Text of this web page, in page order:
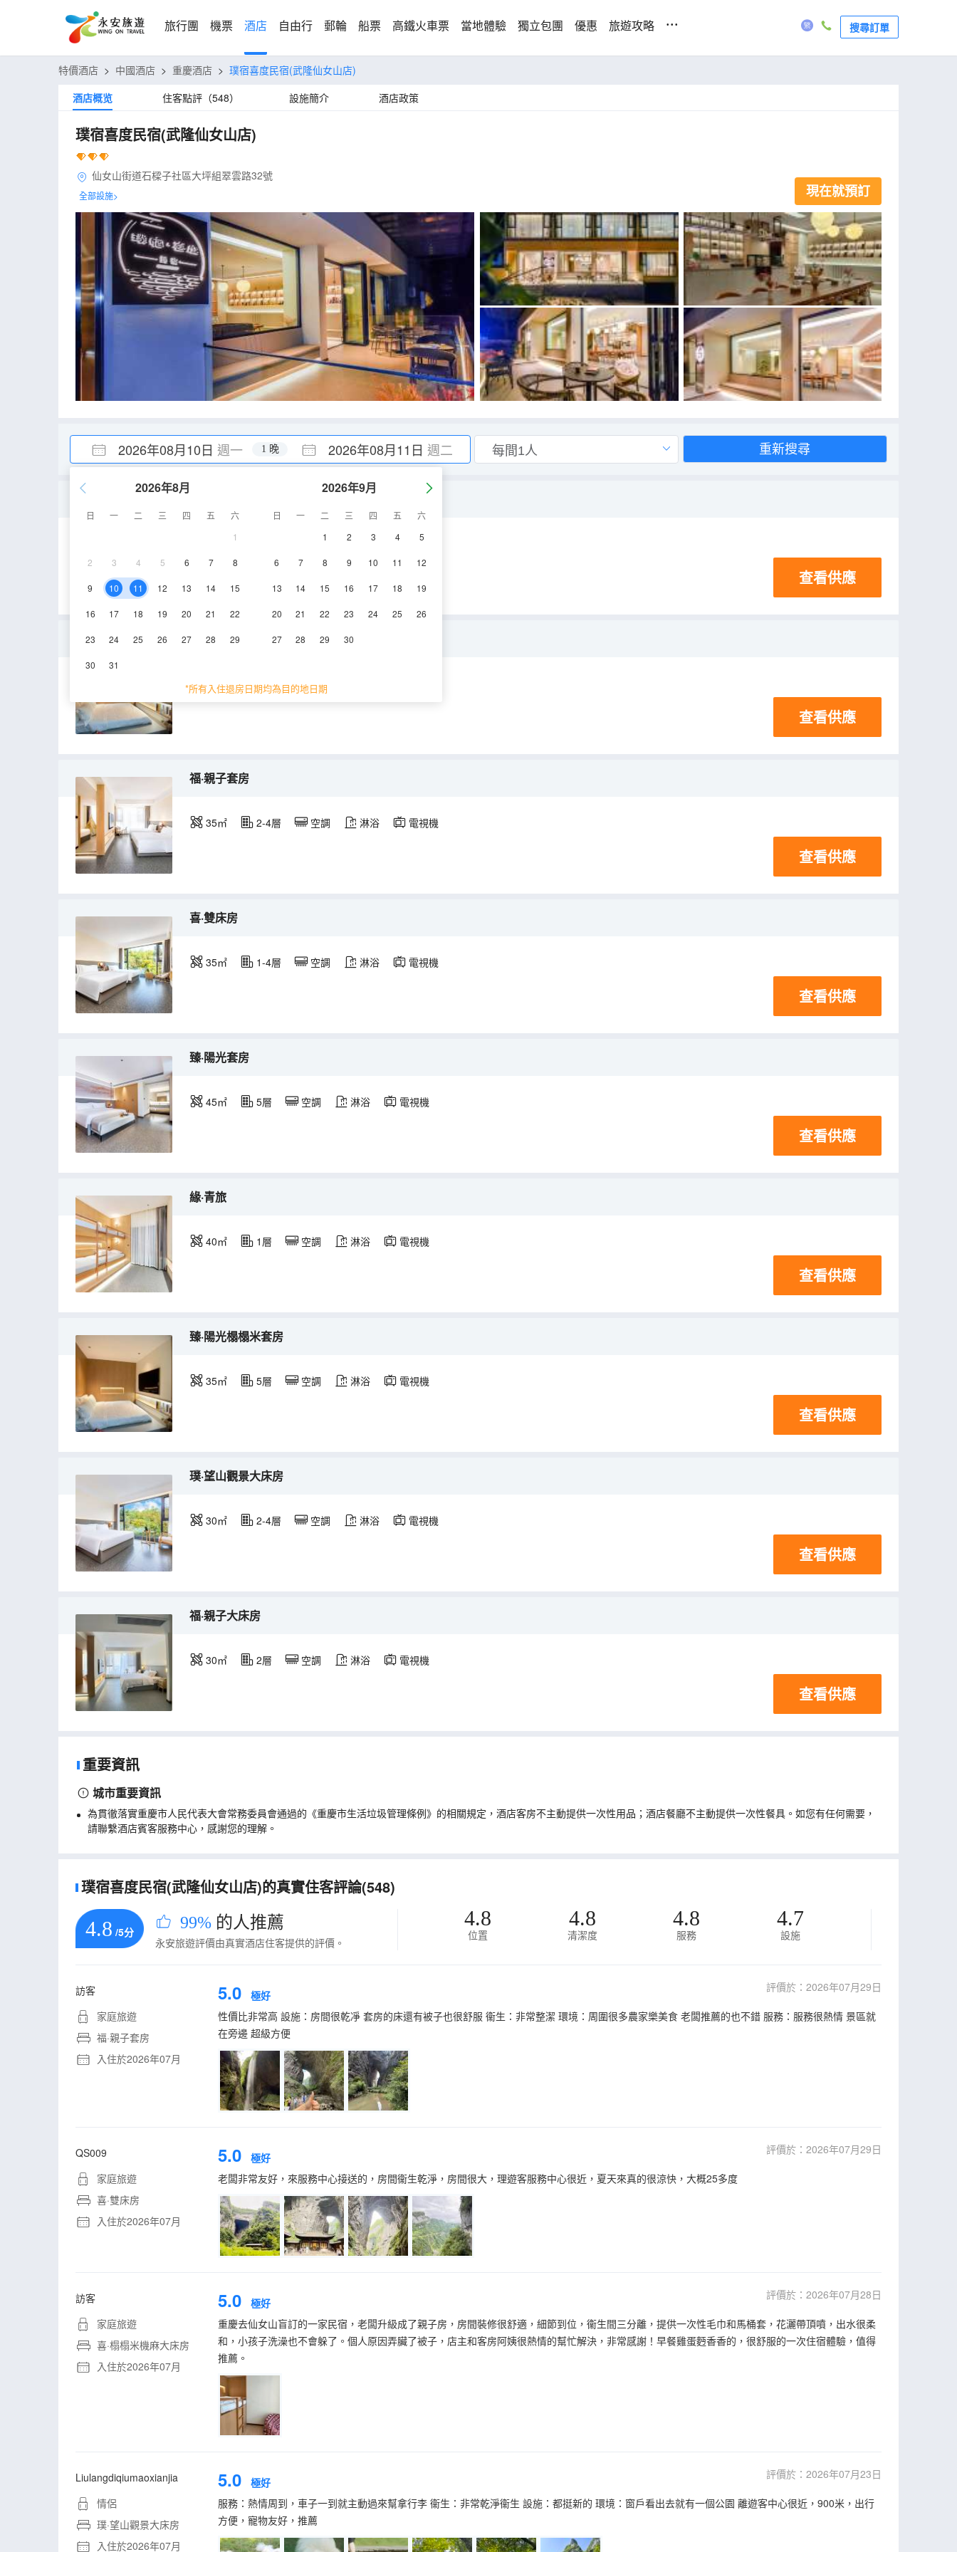
旅行團 機票 酒店 自由行 郵輪 船票 高鐵火車票 當地體驗 獨立包團 優惠 旅遊攻略 ... 搜尋訂單
特價酒店 > 中國酒店 > 重慶酒店 > 璞宿喜度民宿(武隆仙女山店)
酒店概览
住客點評（548） 設施簡介 酒店政策
璞宿喜度民宿(武隆仙女山店)
仙女山街道石樑子社區大坪組翠雲路32號
全部設施> 現在就預訂
2026年08月10日 週一 2026年08月11日 週二
1 晚
2026年8月
日 一 二 三 四 五
六
1
2 3 4 5 6 7 8
9 10 11 12 13 14 15
16 17 18 19 20 21 22
23 24 25 26 27 28 29
30 31
2026年9月
日 一 二 三 四 五
六
1
2 3 4 5
6 7 8 9 10 11 12
13 14 15 16 17 18 19
20 21 22 23 24 25 26
27 28 29 30
*所有入住退房日期均為目的地日期
重新搜尋
空調 淋浴 電視機
查看供應
喜·榻榻米機麻大床房
28㎡ 2-4層 空調
查看供應
福·親子套房
35㎡ 2-4層 空調 淋浴 電視機
查看供應
喜·雙床房
35㎡ 1-4層 空調 淋浴 電視機
查看供應
臻·陽光套房
45㎡ 5層 空調 淋浴 電視機
查看供應
緣·青旅
40㎡ 1層 空調 淋浴 電視機
查看供應
臻·陽光榻榻米套房
35㎡ 5層 空調 淋浴 電視機
查看供應
璞·望山觀景大床房
30㎡ 2-4層 空調 淋浴 電視機
查看供應
福·親子大床房
30㎡ 2層 空調 淋浴 電視機
查看供應
重要資訊
城市重要資訊
為貫徹落實重慶市人民代表大會常務委員會通過的《重慶市生活垃圾管理條例》的相關規定，酒店客房不主動提供一次性用品；酒店餐廳不主動提供一次性餐具。如您有任何需要，
請聯繫酒店賓客服務中心，感謝您的理解。
璞宿喜度民宿(武隆仙女山店)的真實住客評論(548)
4.8 /5分 99% 的人推薦
永安旅遊評價由真實酒店住客提供的評價。
4.8
位置
4.8
清潔度
4.8
服務
4.7
設施
訪客
家庭旅遊
福·親子套房
入住於2026年07月
5.0 極好
評價於：2026年07月29日
性價比非常高 設施：房間很乾凈 套房的床還有被子也很舒服 衞生：非常整潔 環境：周圍很多農家樂美食 老闆推薦的也不錯 服務：服務很熱情 景區就
在旁邊 超級方便
QS009
家庭旅遊
喜·雙床房
入住於2026年07月
5.0 極好
評價於：2026年07月29日
老闆非常友好，來服務中心接送的，房間衞生乾淨，房間很大，理遊客服務中心很近，夏天來真的很涼快，大概25多度
訪客
家庭旅遊
喜·榻榻米機麻大床房
入住於2026年07月
5.0 極好
評價於：2026年07月28日
重慶去仙女山盲訂的一家民宿，老闆升級成了親子房，房間裝修很舒適，細節到位，衞生間三分離，提供一次性毛巾和馬桶套，花灑帶頂噴，出水很柔
和，小孩子洗澡也不會躲了。個人原因弄臟了被子，店主和客房阿姨很熱情的幫忙解決，非常感謝！早餐雞蛋麪香香的，很舒服的一次住宿體驗，值得
推薦。
Liulangdiqiumaoxianjia
情侶
璞·望山觀景大床房
入住於2026年07月
5.0 極好
評價於：2026年07月23日
服務：熱情周到，車子一到就主動過來幫拿行李 衞生：非常乾淨衞生 設施：都挺新的 環境：窗戶看出去就有一個公園 離遊客中心很近，900米，出行
方便，寵物友好，推薦